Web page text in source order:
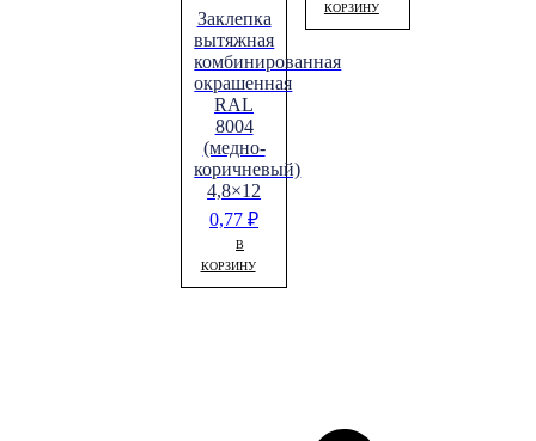
Заклепка
вытяжная
комбинированная
окрашенная
RAL
8004
(медно-
коричневый)
4,8×12
0,77₽
В
КОРЗИНУ
КОРЗИНУ